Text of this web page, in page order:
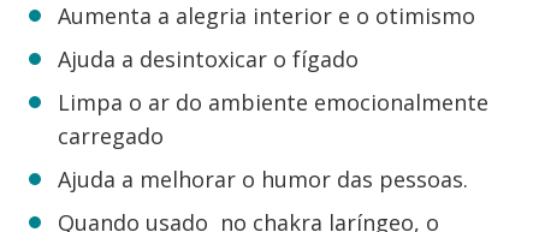
Aumenta a alegria interior e o otimismo
Ajuda a desintoxicar o fígado
Limpa o ar do ambiente emocionalmente
carregado
Ajuda a melhorar o humor das pessoas.
Quando usado no chakra laríngeo, o